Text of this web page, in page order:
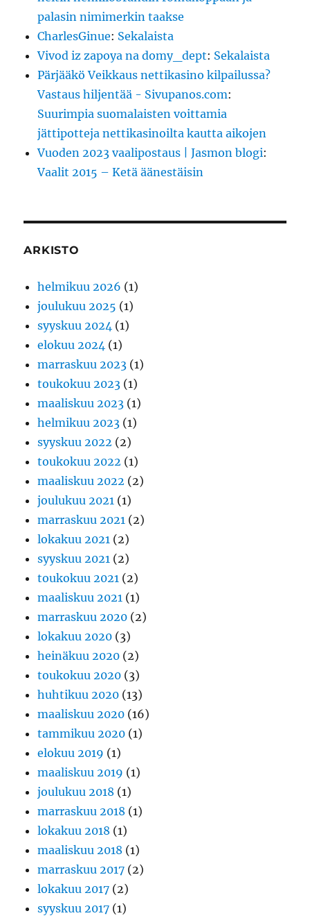
palasin nimimerkin taakse
CharlesGinue: Sekalaista
Vivod iz zapoya na domy_dept: Sekalaista
Pärjääkö Veikkaus nettikasino kilpailussa?
Vastaus hiljentää - Sivupanos.com:
Suurimpia suomalaisten voittamia
jättipotteja nettikasinoilta kautta aikojen
Vuoden 2023 vaalipostaus | Jasmon blogi:
Vaalit 2015 – Ketä äänestäisin
ARKISTO
helmikuu 2026 (1)
joulukuu 2025 (1)
syyskuu 2024 (1)
elokuu 2024 (1)
marraskuu 2023 (1)
toukokuu 2023 (1)
maaliskuu 2023 (1)
helmikuu 2023 (1)
syyskuu 2022 (2)
toukokuu 2022 (1)
maaliskuu 2022 (2)
joulukuu 2021 (1)
marraskuu 2021 (2)
lokakuu 2021 (2)
syyskuu 2021 (2)
toukokuu 2021 (2)
maaliskuu 2021 (1)
marraskuu 2020 (2)
lokakuu 2020 (3)
heinäkuu 2020 (2)
toukokuu 2020 (3)
huhtikuu 2020 (13)
maaliskuu 2020 (16)
tammikuu 2020 (1)
elokuu 2019 (1)
maaliskuu 2019 (1)
joulukuu 2018 (1)
marraskuu 2018 (1)
lokakuu 2018 (1)
maaliskuu 2018 (1)
marraskuu 2017 (2)
lokakuu 2017 (2)
syyskuu 2017 (1)